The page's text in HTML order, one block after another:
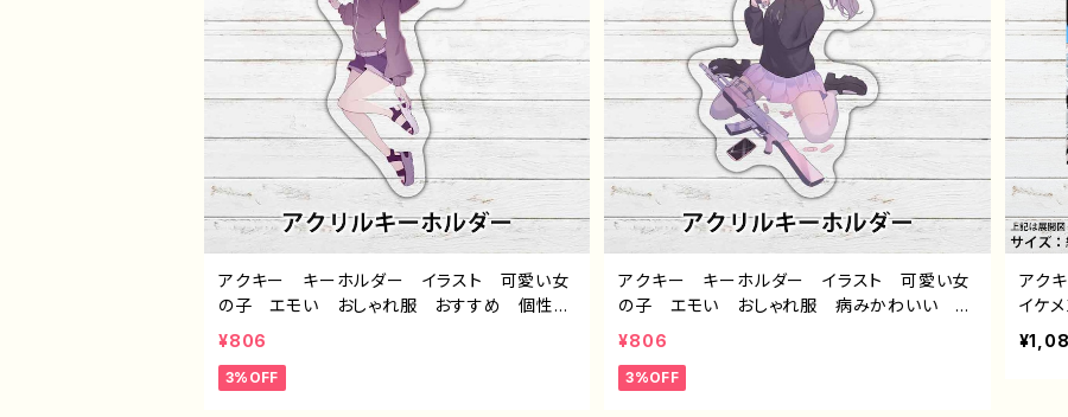
アクキー キーホルダー イラスト 可愛い女
の子 エモい おしゃれ服 おすすめ 個性
的 ツインテール 生足 人気 イラストレー
イン グッズ アクリルキーホルダー タイト
¥806
3%OFF
アクキー キーホルダー イラスト 可愛い女
の子 エモい おしゃれ服 病みかわいい メ
ンヘラ ヤンデレ おすすめ 個性的 ツイン
イツ 絶対領域 人気 イラストレーター 絵
¥806
3%OFF
アク
イケ
わい
的